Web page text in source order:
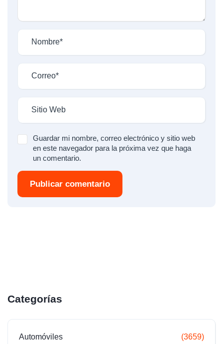
Guardar mi nombre, correo electrónico y sitio web
en este navegador para la próxima vez que haga
un comentario.
Publicar comentario
Categorías
Automóviles (3659)